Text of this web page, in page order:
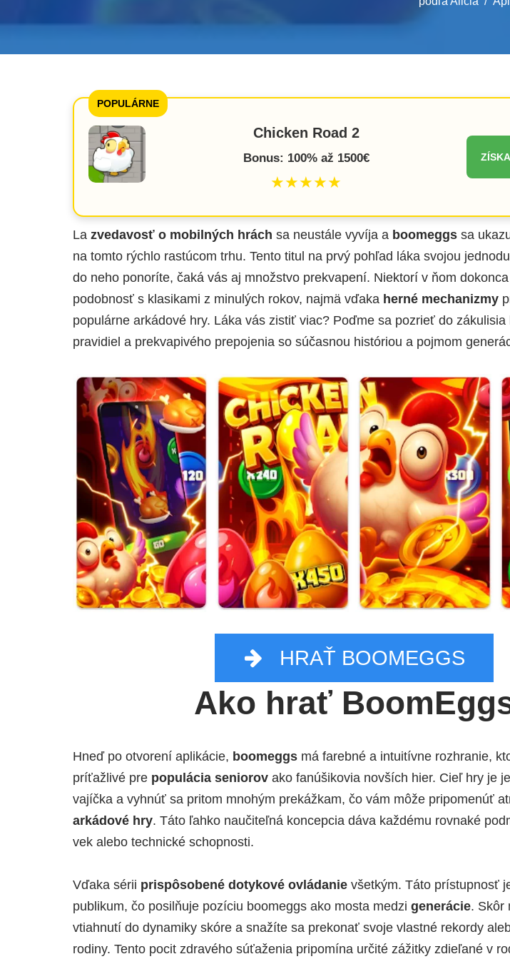
POPULÁRNE
Chicken Road 2
Bonus: 100% až 1500€
★★★★★
La zvedavosť o mobilných hrách sa neustále vyvíja a boomeggs sa
na tomto rýchlo rastúcom trhu. Tento titul na prvý pohľad láka svojou
do neho ponoríte, čaká vás aj množstvo prekvapení. Niektorí v ňom
podobnosť s klasikami z minulých rokov, najmä vďaka herné mechanizmy
populárne arkádové hry. Láka vás zistiť viac? Poďme sa pozrieť do zákulisia
pravidiel a prekvapivého prepojenia so súčasnou históriou a pojmom
HRAŤ BOOMEGGS
Ako hrať
Hneď po otvorení aplikácie, boomeggs má farebné a intuitívne rozhranie,
príťažlivé pre populácia seniorov ako fanúšikovia novších hier. Cieľ hry je
vajíčka a vyhnúť sa pritom mnohým prekážkam, čo vám môže pripomenúť
arkádové hry. Táto ľahko naučiteľná koncepcia dáva každému rovnaké
vek alebo technické schopnosti.
Vďaka sérii prispôsobené dotykové ovládanie všetkým. Táto prístupnosť
publikum, čo posilňuje pozíciu boomeggs ako mosta medzi generácie. Skôr
vtiahnutí do dynamiky skóre a snažíte sa prekonať svoje vlastné rekordy
rodiny. Tento pocit zdravého súťaženia pripomína určité zážitky zdieľané v